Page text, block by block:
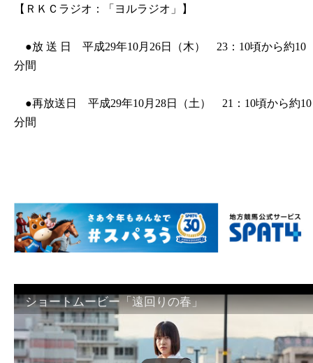
【ＲＫＣラジオ：「ヨルラジオ」】
●放 送 日 平成29年10月26日（木） 23：10頃から約10
分間
●再放送日 平成29年10月28日（土） 21：10頃から約10
分間
ショートムービー「遠回りの春」